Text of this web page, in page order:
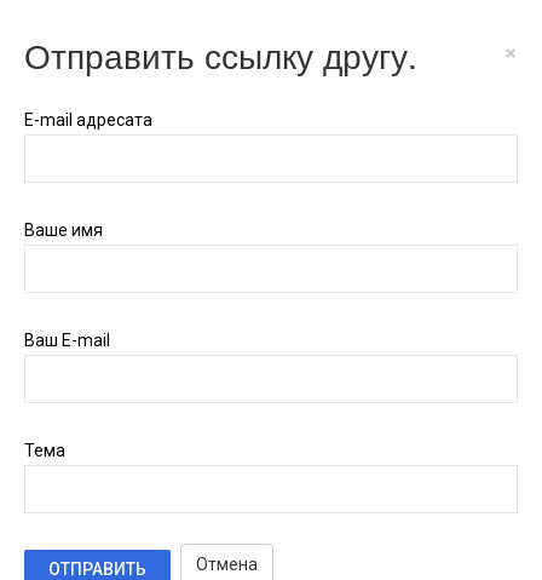
Отправить ссылку другу. ×
E-mail адресата
Ваше имя
Ваш E-mail
Тема
ОТПРАВИТЬ Отмена